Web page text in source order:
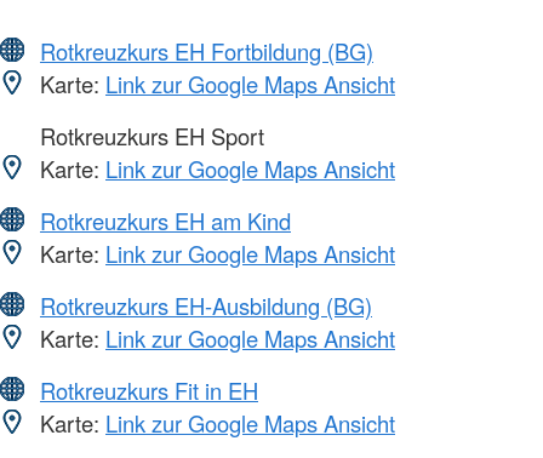
Rotkreuzkurs EH Fortbildung (BG)
Karte: Link zur Google Maps Ansicht
Rotkreuzkurs EH Sport
Karte: Link zur Google Maps Ansicht
Rotkreuzkurs EH am Kind
Karte: Link zur Google Maps Ansicht
Rotkreuzkurs EH-Ausbildung (BG)
Karte: Link zur Google Maps Ansicht
Rotkreuzkurs Fit in EH
Karte: Link zur Google Maps Ansicht